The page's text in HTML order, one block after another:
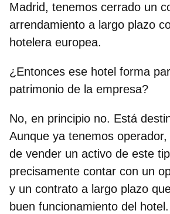
Madrid, tenemos cerrado un
arrendamiento a largo plazo
hotelera europea.
¿Entonces ese hotel forma
patrimonio de la empresa?
No, en principio no. Está
Aunque ya tenemos
de vender un activo de este
precisamente contar con un
y un contrato a largo plazo
buen funcionamiento del hotel.